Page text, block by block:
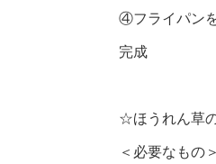
④フライパン
完成
☆ほうれん草
＜必要なも